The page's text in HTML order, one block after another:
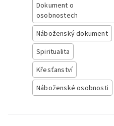
Dokument o
osobnostech
Náboženský dokument
Spiritualita
Křesťanství
Náboženské osobnosti